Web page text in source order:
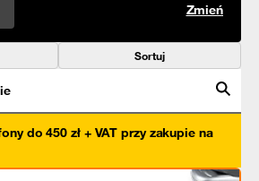
Zmień
Sortuj
do 450 zł + VAT przy zakupie na